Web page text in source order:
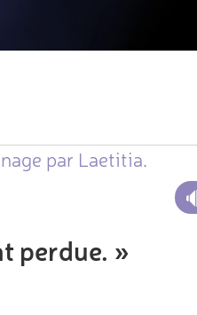
par Laetitia.
perdue. »